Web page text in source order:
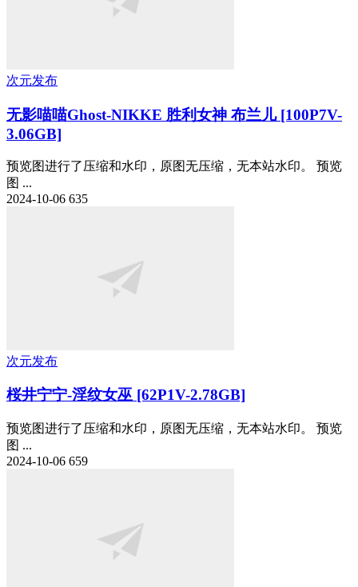
次元发布
无影喵喵Ghost-NIKKE 胜利女神 布兰儿 [100P7V-
3.06GB]
预览图进行了压缩和水印，原图无压缩，无本站水印。 预览
图 ...
2024-10-06 635
次元发布
桜井宁宁-淫纹女巫 [62P1V-2.78GB]
预览图进行了压缩和水印，原图无压缩，无本站水印。 预览
图 ...
2024-10-06 659